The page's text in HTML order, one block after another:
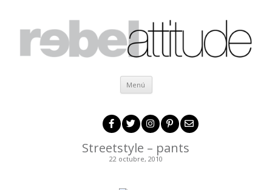
Menú Ir al contenido
Streetstyle – pants
22 octubre, 2010